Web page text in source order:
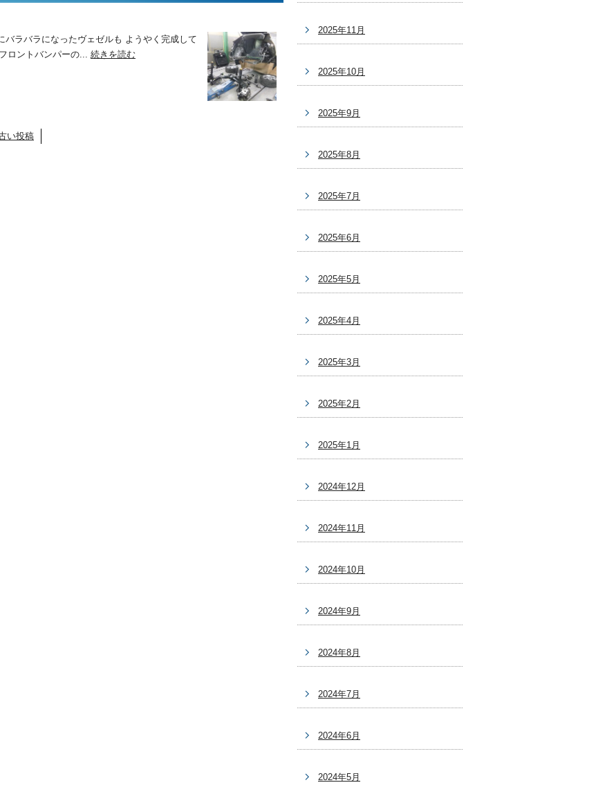
バラバラになったヴェゼルも ようやく完成して
ロントバンパーの... 続きを読む
い投稿
2025年11月
2025年10月
2025年9月
2025年8月
2025年7月
2025年6月
2025年5月
2025年4月
2025年3月
2025年2月
2025年1月
2024年12月
2024年11月
2024年10月
2024年9月
2024年8月
2024年7月
2024年6月
2024年5月